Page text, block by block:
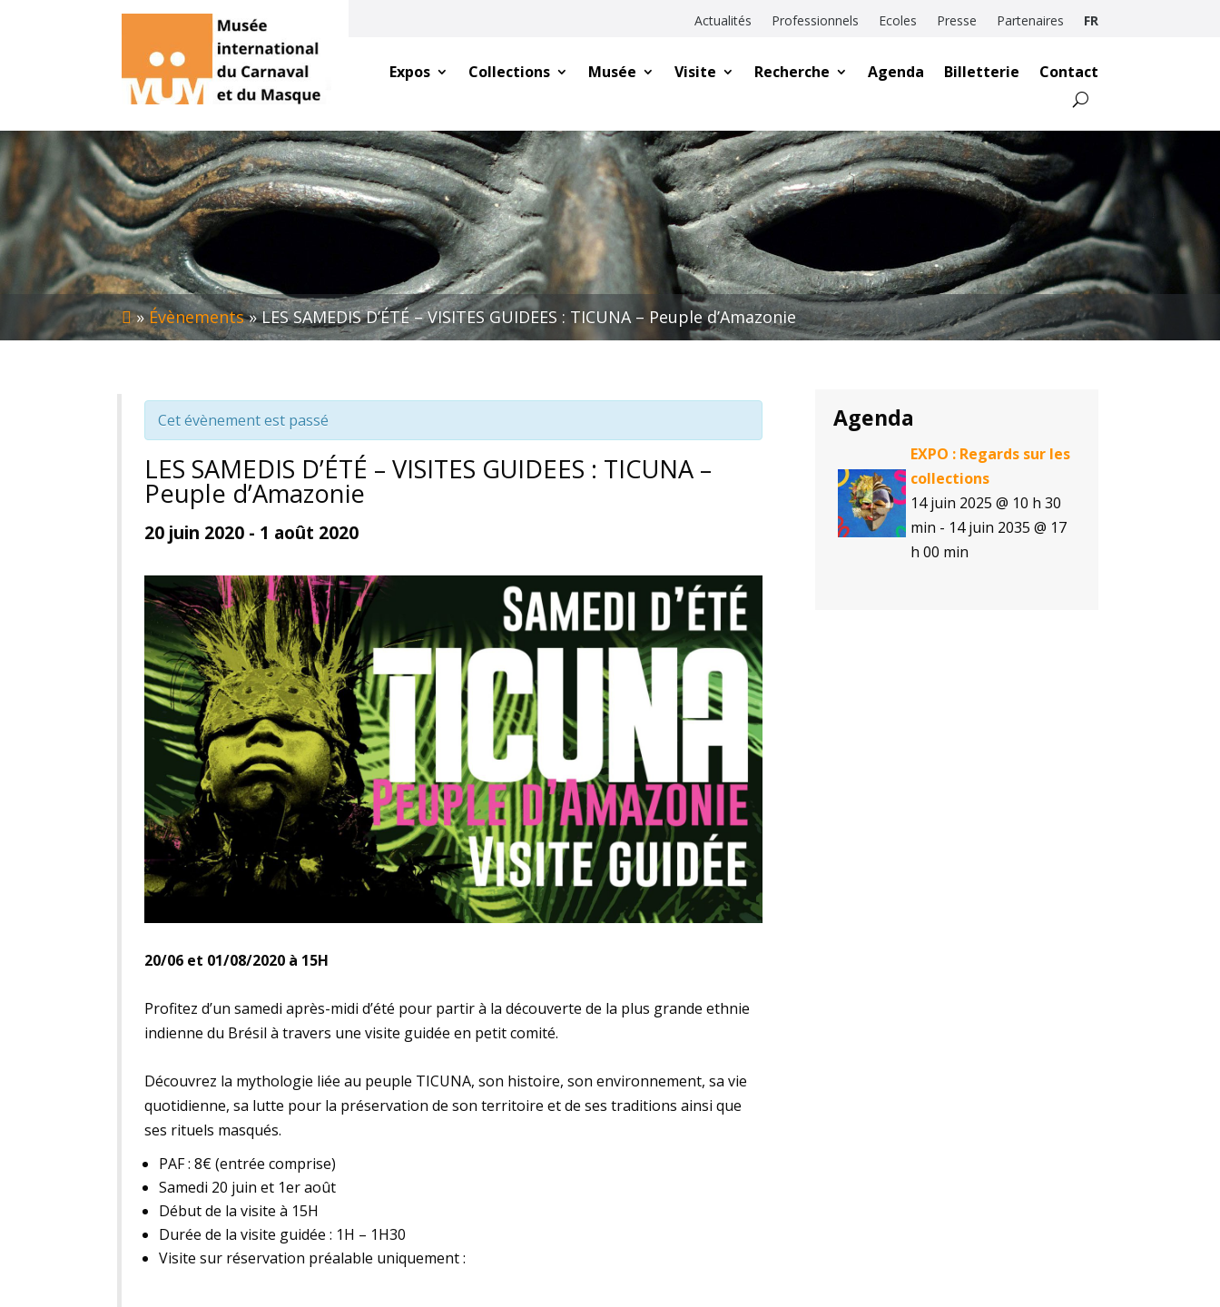
Actualités Professionnels Ecoles Presse Partenaires FR
Expos Collections Musée Visite Recherche Agenda Billetterie Contact
»Évènements»LES SAMEDIS D’ÉTÉ – VISITES GUIDEES : TICUNA – Peuple d’Amazonie
Cet évènement est passé
LES SAMEDIS D’ÉTÉ – VISITES GUIDEES : TICUNA –
Peuple d’Amazonie
20 juin 2020 - 1 août 2020
20/06 et 01/08/2020 à 15H
Profitez d’un samedi après-midi d’été pour partir à la découverte de la plus grande ethnie
indienne du Brésil à travers une visite guidée en petit comité.
Découvrez la mythologie liée au peuple TICUNA, son histoire, son environnement, sa vie
quotidienne, sa lutte pour la préservation de son territoire et de ses traditions ainsi que
ses rituels masqués.
PAF : 8€ (entrée comprise)
Samedi 20 juin et 1er août
Début de la visite à 15H
Durée de la visite guidée : 1H – 1H30
Visite sur réservation préalable uniquement :
Agenda
EXPO : Regards sur les
collections
14 juin 2025 @ 10 h 30
min - 14 juin 2035 @ 17
h 00 min